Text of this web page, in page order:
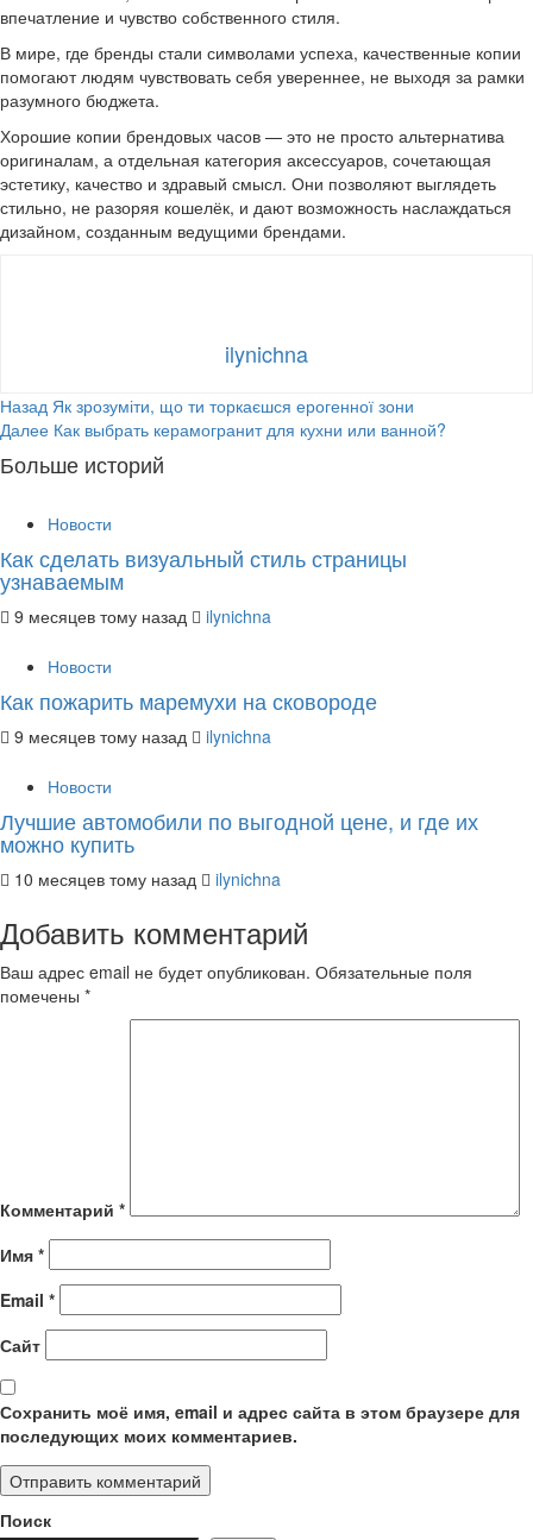
впечатление и чувство собственного стиля.
В мире, где бренды стали символами успеха, качественные копии
помогают людям чувствовать себя увереннее, не выходя за рамки
разумного бюджета.
Хорошие копии брендовых часов — это не просто альтернатива
оригиналам, а отдельная категория аксессуаров, сочетающая
эстетику, качество и здравый смысл. Они позволяют выглядеть
стильно, не разоряя кошелёк, и дают возможность наслаждаться
дизайном, созданным ведущими брендами.
ilynichna
Продолжить
чтение
Назад Як зрозуміти, що ти торкаєшся ерогенної зони
Далее Как выбрать керамогранит для кухни или ванной?
Больше историй
Новости
Как сделать визуальный стиль страницы
узнаваемым
9 месяцев тому назад ilynichna
Новости
Как пожарить маремухи на сковороде
9 месяцев тому назад ilynichna
Новости
Лучшие автомобили по выгодной цене, и где их
можно купить
10 месяцев тому назад ilynichna
Добавить комментарий
Ваш адрес email не будет опубликован. Обязательные поля
помечены *
Комментарий *
Имя *
Email *
Сайт
Сохранить моё имя, email и адрес сайта в этом браузере для
последующих моих комментариев.
Поиск